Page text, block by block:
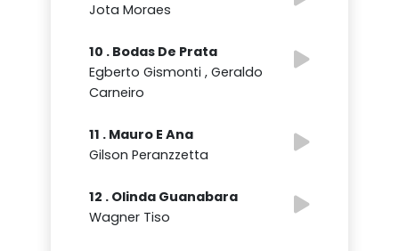
Jota Moraes
10 . Bodas De Prata
Egberto Gismonti , Geraldo
Carneiro
11 . Mauro E Ana
Gilson Peranzzetta
12 . Olinda Guanabara
Wagner Tiso